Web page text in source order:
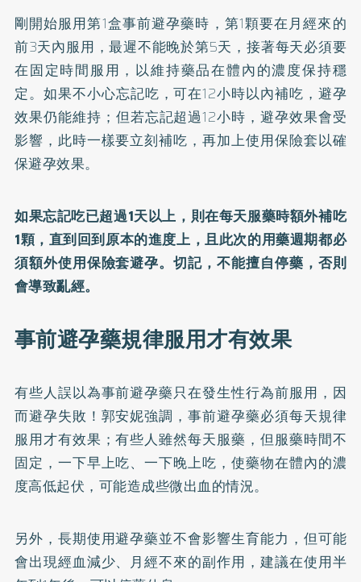
剛開始服用第1盒事前避孕藥時，第1顆要在月經來的
前3天內服用，最遲不能晚於第5天，接著每天必須要
在固定時間服用，以維持藥品在體內的濃度保持穩
定。如果不小心忘記吃，可在12小時以內補吃，避孕
效果仍能維持；但若忘記超過12小時，避孕效果會受
影響，此時一樣要立刻補吃，再加上使用保險套以確
保避孕效果。
如果忘記吃已超過1天以上，則在每天服藥時額外補吃
1顆，直到回到原本的進度上，且此次的用藥週期都必
須額外使用保險套避孕。切記，不能擅自停藥，否則
會導致亂經。
事前避孕藥規律服用才有效果
有些人誤以為事前避孕藥只在發生性行為前服用，因
而避孕失敗！郭安妮強調，事前避孕藥必須每天規律
服用才有效果；有些人雖然每天服藥，但服藥時間不
固定，一下早上吃、一下晚上吃，使藥物在體內的濃
度高低起伏，可能造成些微出血的情況。
另外，長期使用避孕藥並不會影響生育能力，但可能
會出現經血減少、月經不來的副作用，建議在使用半